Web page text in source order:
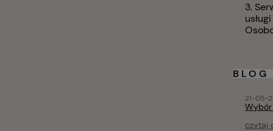
3.
BLOG
Wybór
21-05-
czytaj